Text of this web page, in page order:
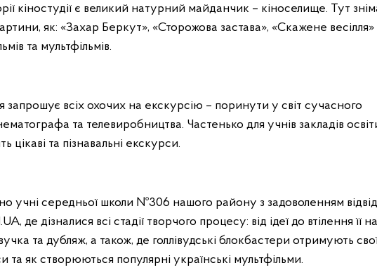
кіностудії є великий натурний майданчик – кіноселище. Тут
як: «Захар Беркут», «Сторожова застава», «Скажене весілля»
та мультфільмів.
запрошує всіх охочих на екскурсію – поринути у світ сучасного
та телевиробництва. Частенько для учнів закладів
цікаві та пізнавальні екскурси.
учні середньої школи №306 нашого району з задоволенням
де дізналися всі стадії творчого процесу: від ідеї до втілення її
та дубляж, а також, де голлівудські блокбастери отримують
та як створюються популярні українські мультфільми.